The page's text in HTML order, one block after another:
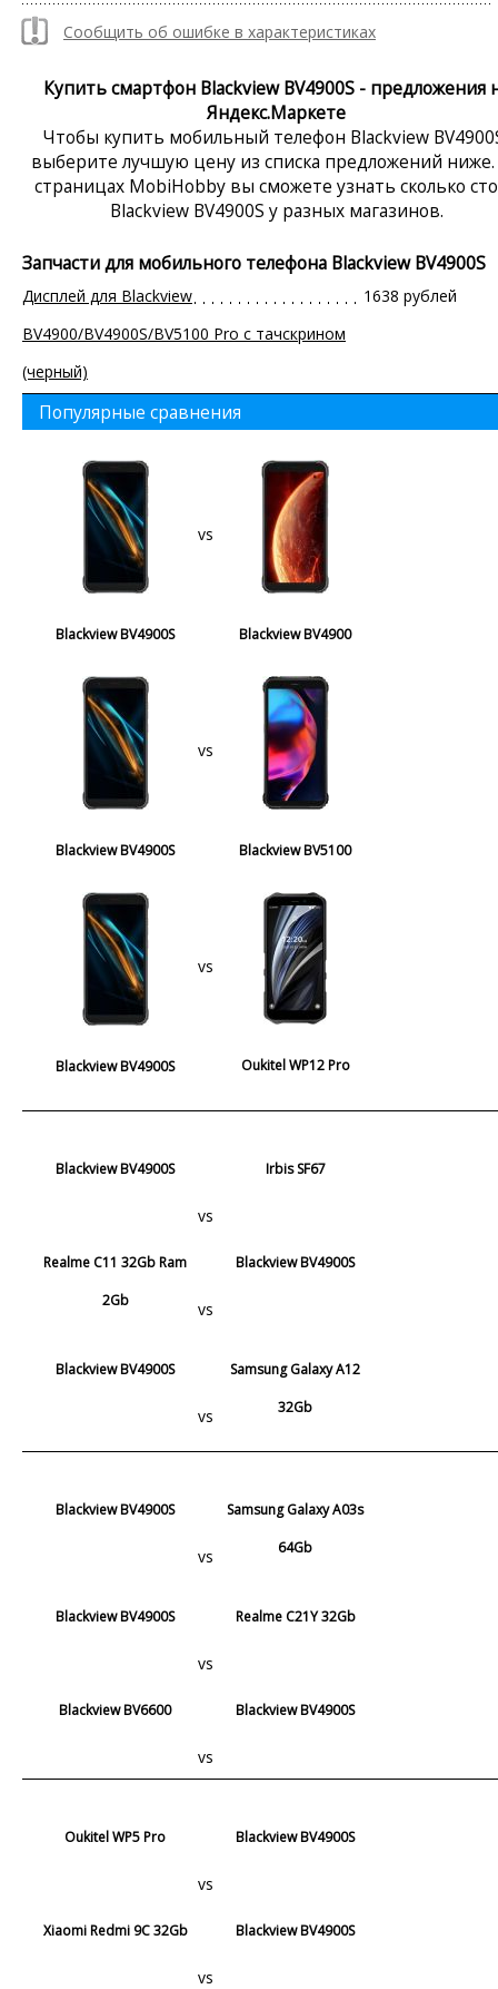
Сообщить об ошибке в характеристиках
Купить смартфон Blackview BV4900S - предложения
Яндекс.Маркете
Чтобы купить мобильный телефон Blackview
выберите лучшую цену из списка предложений
страницах MobiHobby вы сможете узнать сколько
Blackview BV4900S у разных магазинов.
Запчасти для мобильного телефона Blackview BV4900S
Дисплей для Blackview
BV4900/BV4900S/BV5100 Pro с тачскрином
(черный)
1638 рублей
Популярные сравнения
Blackview BV4900S
vs
Blackview BV4900
Blackview BV4900S
vs
Blackview BV5100
Blackview BV4900S
vs
Oukitel WP12 Pro
Blackview BV4900S
vs
Irbis SF67
Realme C11 32Gb Ram
2Gb
vs
Blackview BV4900S
Blackview BV4900S
vs
Samsung Galaxy A12
32Gb
Blackview BV4900S
vs
Samsung Galaxy A03s
64Gb
Blackview BV4900S
vs
Realme C21Y 32Gb
Blackview BV6600
vs
Blackview BV4900S
Oukitel WP5 Pro
vs
Blackview BV4900S
Xiaomi Redmi 9C 32Gb
vs
Blackview BV4900S